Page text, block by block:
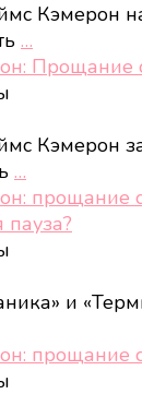
Кэмерон
…
Прощание
Кэмерон
…
прощание
пауза?
и
прощание